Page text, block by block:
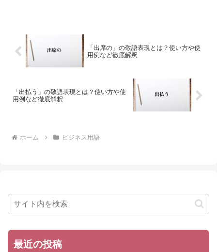
「出席の」の敬語表現とは？使い方や使
用例など徹底解釈
「出払う」の敬語表現とは？使い方や使
用例など徹底解釈
ホーム ビジネス用語
最近の投稿